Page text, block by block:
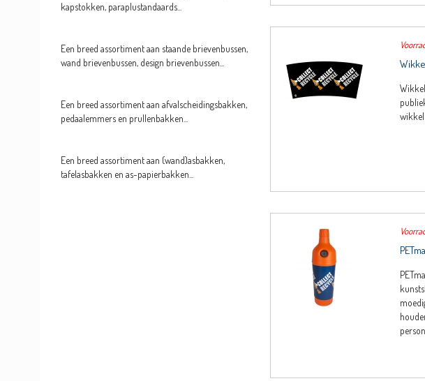
kapstokken, paraplustandaards...
Een breed assortiment aan staande brievenbussen,
wand brievenbussen, design brievenbussen...
Een breed assortiment aan afvalscheidingsbakken,
pedaalemmers en prullenbakken...
Een breed assortiment aan (wand)asbakken,
tafelasbakken en as-papierbakken...
wikkel